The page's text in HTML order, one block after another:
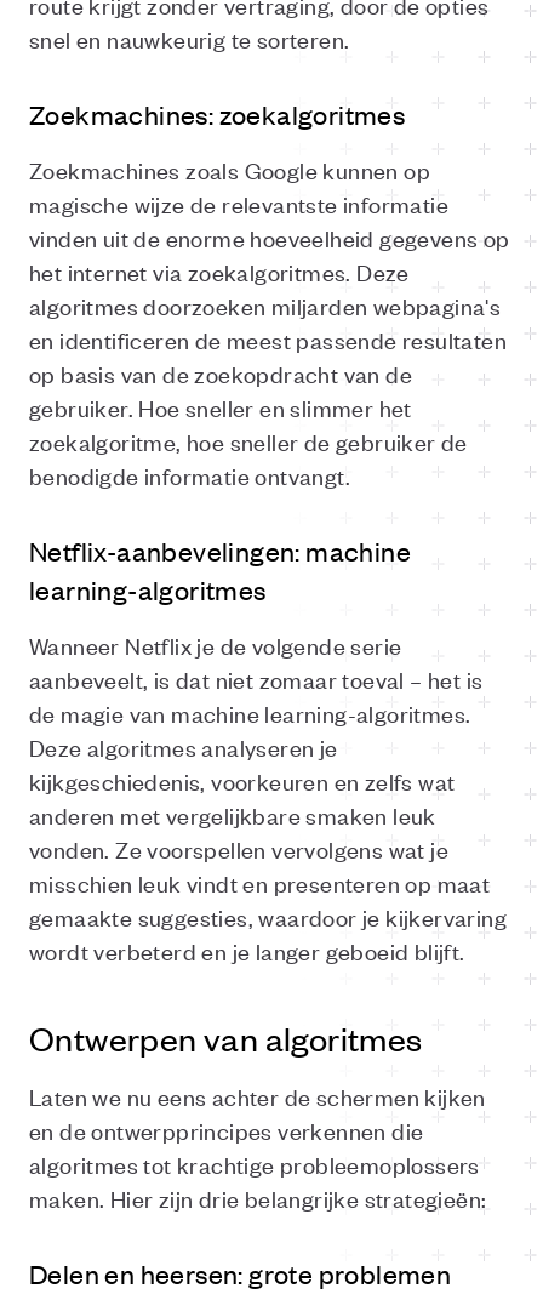
snel en nauwkeurig te sorteren.
Zoekmachines: zoekalgoritmes
Zoekmachines zoals Google kunnen op
magische wijze de relevantste informatie
vinden uit de enorme hoeveelheid gegevens op
het internet via zoekalgoritmes. Deze
algoritmes doorzoeken miljarden webpagina's
en identificeren de meest passende resultaten
op basis van de zoekopdracht van de
gebruiker. Hoe sneller en slimmer het
zoekalgoritme, hoe sneller de gebruiker de
benodigde informatie ontvangt.
Netflix-aanbevelingen: machine
learning-algoritmes
Wanneer Netflix je de volgende serie
aanbeveelt, is dat niet zomaar toeval – het is
de magie van machine learning-algoritmes.
Deze algoritmes analyseren je
kijkgeschiedenis, voorkeuren en zelfs wat
anderen met vergelijkbare smaken leuk
vonden. Ze voorspellen vervolgens wat je
misschien leuk vindt en presenteren op maat
gemaakte suggesties, waardoor je kijkervaring
wordt verbeterd en je langer geboeid blijft.
Ontwerpen van algoritmes
Laten we nu eens achter de schermen kijken
en de ontwerpprincipes verkennen die
algoritmes tot krachtige probleemoplossers
maken. Hier zijn drie belangrijke strategieën:
Delen en heersen: grote problemen